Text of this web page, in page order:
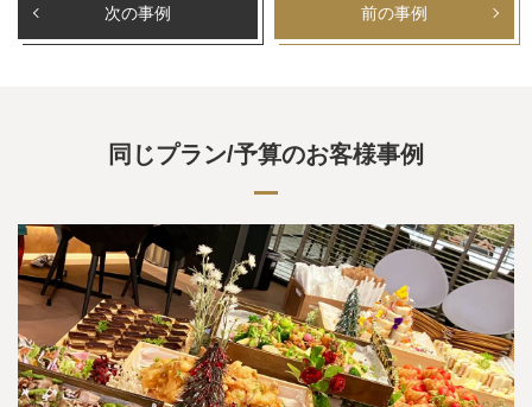
次の事例 前の事例
同じプラン/予算のお客様事例